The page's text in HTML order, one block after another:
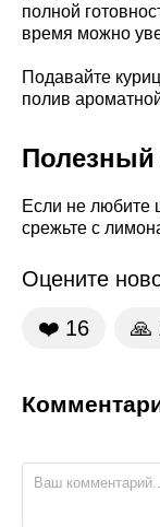
полной
время можно
Подавайте
полив
Полезный
Если не любите
срежьте с
Оцените
❤️ 16 🙏